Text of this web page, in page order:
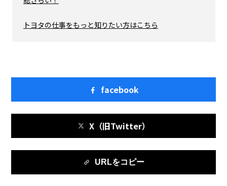
トヨタの仕事をもっと知りたい方はこちら
facebook
X（旧Twitter）
URLをコピー